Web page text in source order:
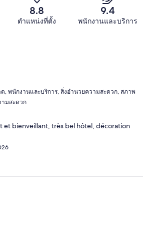
8.8
ตำแหน่งที่ตั้ง
9.4
พนักงานและบริการ
, พนักงานและบริการ, สิ่งอำนวยความสะดวก, สภาพ
มสะดวก
et bienveillant, très bel hôtel, décoration